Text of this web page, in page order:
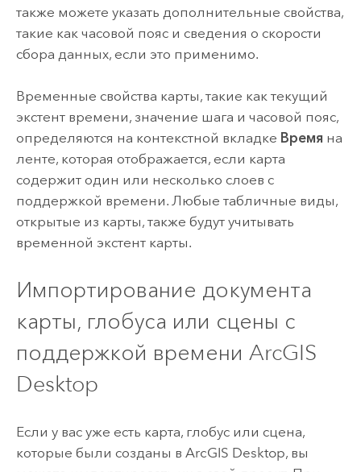
также можете указать дополнительные свойства,
такие как часовой пояс и сведения о скорости
сбора данных, если это применимо.
Временные свойства карты, такие как текущий
экстент времени, значение шага и часовой пояс,
определяются на контекстной вкладке Время на
ленте, которая отображается, если карта
содержит один или несколько слоев с
поддержкой времени. Любые табличные виды,
открытые из карты, также будут учитывать
временной экстент карты.
Импортирование документа
карты, глобуса или сцены с
поддержкой времени ArcGIS
Desktop
Если у вас уже есть карта, глобус или сцена,
которые были созданы в ArcGIS Desktop, вы